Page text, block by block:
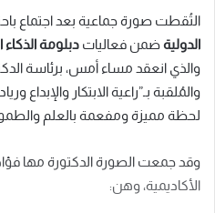
التُقطت صورة جماعية بعد اجتماع
الدولية ضمن فعاليات دبلومة الذكاء
والذي انعقد مساء أمس، برئاسة
والمُلقبة بـ”راعية الابتكار والإبداع
لحظة مميزة ومفعمة بالعلم
وقد جمعت الصورة الدكتورة مها
الأكاديمية، وهن: